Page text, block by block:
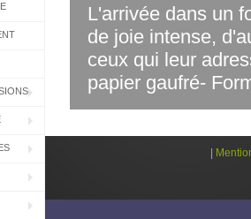
L'arrivée dans un
de joie intense,
ceux qui leur
papier gaufré-